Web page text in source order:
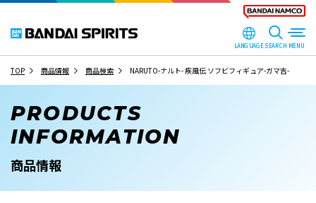
LANGUAGESEARCH
TOP 商品情報 商品検索 NARUTO-ナルト- 疾風伝 ソフビフィギュア-ガマ吉-
PRODUCTS
INFORMATION
商品情報